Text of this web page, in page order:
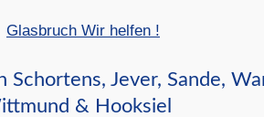
Jever, Sande,
& Hooksiel